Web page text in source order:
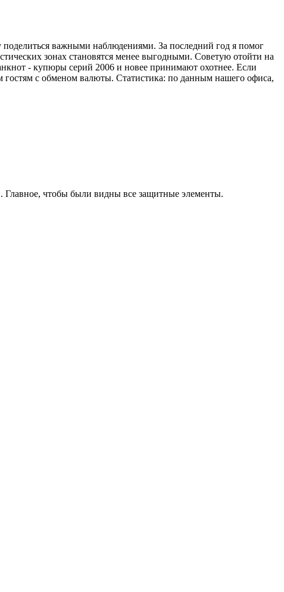
важными наблюдениями. За последний год я помог
зонах становятся менее выгодными. Советую отойти на
- купюры серий 2006 и новее принимают охотнее. Если
с обменом валюты. Статистика: по данным нашего офиса,
Главное, чтобы были видны все защитные элементы.